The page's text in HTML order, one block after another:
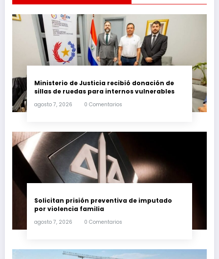
Ministerio de Justicia recibió donación de
sillas de ruedas para internos vulnerables
agosto 7, 2026 0 Comentarios
Solicitan prisión preventiva de imputado
por violencia familia
agosto 7, 2026 0 Comentarios